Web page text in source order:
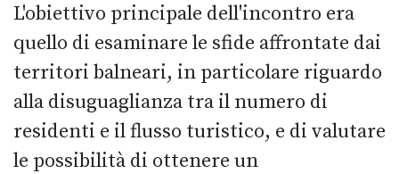
L'obiettivo principale dell'incontro era
quello di esaminare le sfide affrontate dai
territori balneari, in particolare riguardo
alla disuguaglianza tra il numero di
residenti e il flusso turistico, e di valutare
le possibilità di ottenere un